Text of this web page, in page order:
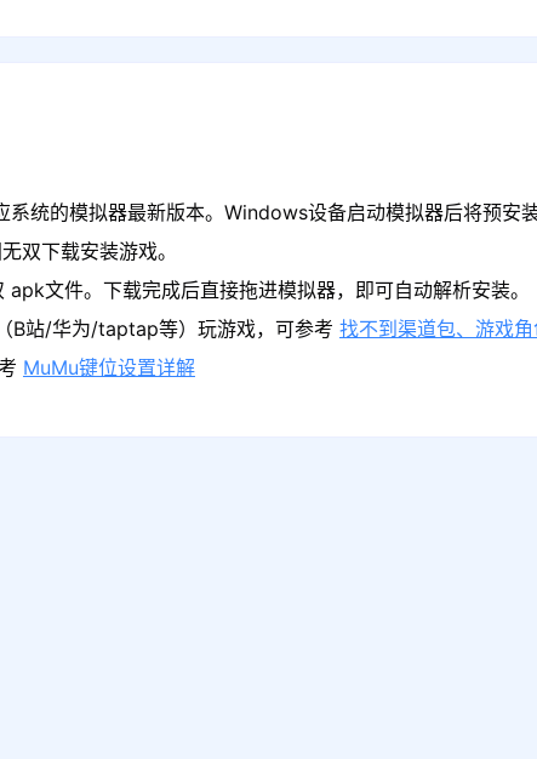
统的模拟器最新版本。Windows设备启动模拟器后将预安
双下载安装游戏。
文件。下载完成后直接拖进模拟器，即可自动解析安装。
B站/华为/taptap等）玩游戏，可参考 找不到渠道包、游戏
MuMu键位设置详解